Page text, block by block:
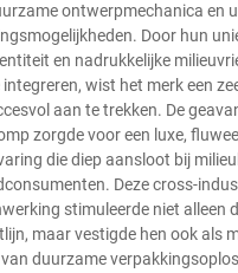
ontwerpmechanica en
Door hun
en nadrukkelijke
wist het merk een
aan te trekken. De
zorgde voor een luxe,
die diep aansloot bij
Deze cross-
stimuleerde niet alleen
maar vestigde hen ook als
duurzame